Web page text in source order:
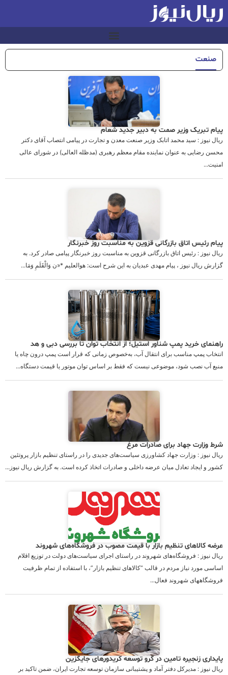
صنعت
پیام تبریک وزیر صمت به دبیر جدید شعام
ریال نیوز : سید محمد اتابک وزیر صنعت معدن و تجارت در پیامی انتصاب آقای دکتر
محسن رضایی به عنوان نماینده مقام معظم رهبری (مدظله العالی) در شورای عالی
امنیت...
پیام رئیس اتاق بازرگانی قزوین به مناسبت روز خبرنگار
ریال نیوز : رئیس اتاق بازرگانی قزوین به مناسبت روز خبرنگار پیامی صادر کرد. به
گزارش ریال نیوز ، پیام مهدی عبدیان به این شرح است: هوالعلیم *«ن وَالْقَلَمِ وَمَا...
راهنمای خرید پمپ شناور استیل؛ از انتخاب توان تا بررسی دبی و هد
انتخاب پمپ مناسب برای انتقال آب، به‌خصوص زمانی که قرار است پمپ درون چاه یا
منبع آب نصب شود، موضوعی نیست که فقط بر اساس توان موتور یا قیمت دستگاه...
شرط وزارت جهاد برای صادرات مرغ
ریال نیوز : وزارت جهاد کشاورزی سیاست‌های جدیدی را در راستای تنظیم بازار پروتئین
کشور و ایجاد تعادل میان عرضه داخلی و صادرات اتخاذ کرده است. به گزارش ریال نیوز...
عرضه کالاهای تنظیم بازار با قیمت مصوب در فروشگاه‌های شهروند
ریال نیوز : فروشگاه‌های شهروند در راستای اجرای سیاست‌های دولت در توزیع اقلام
اساسی مورد نیاز مردم در قالب “کالاهای تنظیم بازار”، با استفاده از تمام ظرفیت
فروشگاههای شهروند فعال...
پایداری زنجیره تامین در گرو توسعه کریدورهای جایگزین
ریال نیوز : مدیرکل دفتر آماد و پشتیبانی سازمان توسعه تجارت ایران، ضمن تاکید بر